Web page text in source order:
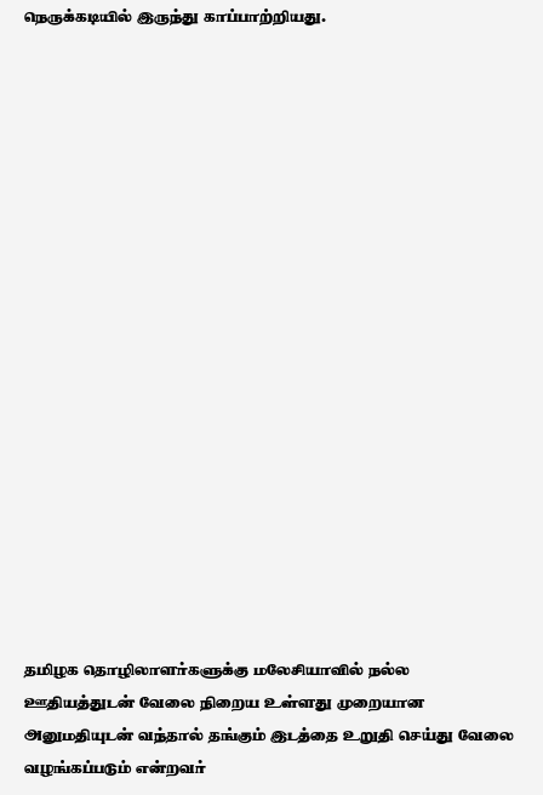
நெருக்கடியில் இருந்து காப்பாற்றியது.
தமிழக தொழிலாளர்களுக்கு மலேசியாவில் நல்ல
ஊதியத்துடன் வேலை நிறைய உள்ளது முறையான
அனுமதியுடன் வந்தால் தங்கும் இடத்தை உறுதி செய்து வேலை
வழங்கப்படும் என்றவர்